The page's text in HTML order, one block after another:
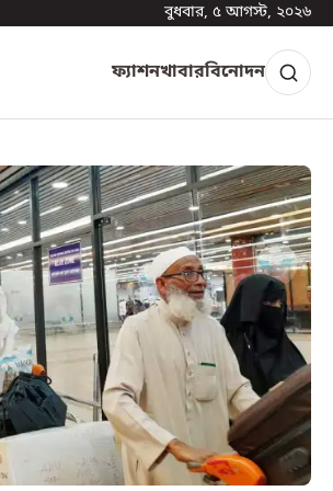
বুধবার, ৫ আগস্ট, ২০২৬
ফ্যাশনখাবারবিনোদন